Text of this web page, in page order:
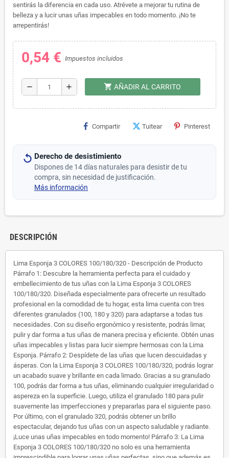
sentirás la diferencia en cada uso. Atrévete a mejorar tu rutina de
belleza y a lucir unas uñas impecables en todo momento. ¡No te
arrepentirás!
0,54 € Impuestos incluidos
remove add shopping_cart AÑADIR AL CARRITO
Compartir Tuitear Pinterest
Derecho de desistimiento
Dispones de 14 días naturales para desistir de tu
compra, sin necesidad de justificación.
Más información
DESCRIPCIÓN
Lima Esponja 3 COLORES 100/180/320 - Descripción de Producto
Párrafo 1: Descubre la herramienta perfecta para el cuidado y
embellecimiento de tus uñas con la Lima Esponja 3 COLORES
100/180/320. Diseñada especialmente para ofrecerte un resultado
profesional en la comodidad de tu hogar, esta lima cuenta con tres
diferentes granulados (100, 180 y 320) para adaptarse a todas tus
necesidades. Con su diseño ergonómico y resistente, podrás limar,
pulir y dar forma a tus uñas de manera precisa y eficiente. Obtén unas
uñas impecables y listas para lucir siempre hermosas con la Lima
Esponja. Párrafo 2: Despídete de las uñas que lucen descuidadas y
ásperas. Con la Lima Esponja 3 COLORES 100/180/320, podrás lograr
un acabado suave y brillante en cada limado. Gracias a su granulado
100, podrás dar forma a tus uñas, eliminando cualquier irregularidad o
aspereza en la superficie. Luego, utiliza el granulado 180 para pulir
suavemente las imperfecciones y prepararlas para el siguiente paso.
Por último, con el granulado 320, podrás obtener un brillo
espectacular, dejando tus uñas con un aspecto saludable y radiante.
¡Luce unas uñas impecables en todo momento! Párrafo 3: La Lima
Esponja 3 COLORES 100/180/320 no solo es una herramienta